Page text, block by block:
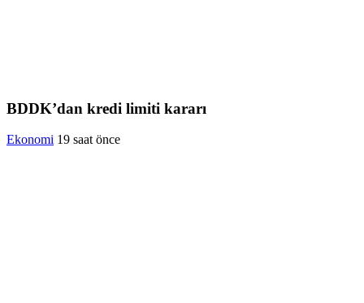
BDDK’dan kredi limiti kararı
Ekonomi 19 saat önce